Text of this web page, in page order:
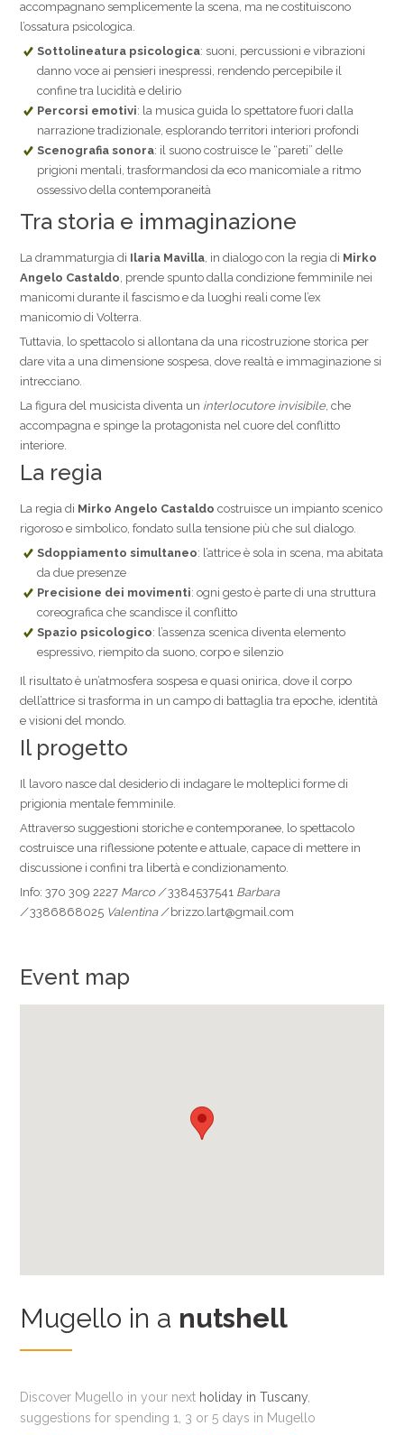
accompagnano semplicemente la scena, ma ne costituiscono
l’ossatura psicologica.
Sottolineatura psicologica: suoni, percussioni e vibrazioni
danno voce ai pensieri inespressi, rendendo percepibile il
confine tra lucidità e delirio
Percorsi emotivi: la musica guida lo spettatore fuori dalla
narrazione tradizionale, esplorando territori interiori profondi
Scenografia sonora: il suono costruisce le “pareti” delle
prigioni mentali, trasformandosi da eco manicomiale a ritmo
ossessivo della contemporaneità
Tra storia e immaginazione
La drammaturgia di Ilaria Mavilla , in dialogo con la regia di Mirko
Angelo Castaldo , prende spunto dalla condizione femminile nei
manicomi durante il fascismo e da luoghi reali come l’ex
manicomio di Volterra.
Tuttavia, lo spettacolo si allontana da una ricostruzione storica per
dare vita a una dimensione sospesa, dove realtà e immaginazione si
intrecciano.
La figura del musicista diventa un interlocutore invisibile, che
accompagna e spinge la protagonista nel cuore del conflitto
interiore.
La regia
La regia di Mirko Angelo Castaldo costruisce un impianto scenico
rigoroso e simbolico, fondato sulla tensione più che sul dialogo.
Sdoppiamento simultaneo: l’attrice è sola in scena, ma abitata
da due presenze
Precisione dei movimenti: ogni gesto è parte di una struttura
coreografica che scandisce il conflitto
Spazio psicologico: l’assenza scenica diventa elemento
espressivo, riempito da suono, corpo e silenzio
Il risultato è un’atmosfera sospesa e quasi onirica, dove il corpo
dell’attrice si trasforma in un campo di battaglia tra epoche, identità
e visioni del mondo.
Il progetto
Il lavoro nasce dal desiderio di indagare le molteplici forme di
prigionia mentale femminile.
Attraverso suggestioni storiche e contemporanee, lo spettacolo
costruisce una riflessione potente e attuale, capace di mettere in
discussione i confini tra libertà e condizionamento.
Info: 370 309 2227 Marco /3384537541 Barbara
/3386868025 Valentina / brizzo.lart@gmail.com
Event map
Mugello in a nutshell
Discover Mugello in your next holiday in Tuscany
suggestions for spending 1, 3 or 5 days in Mugello